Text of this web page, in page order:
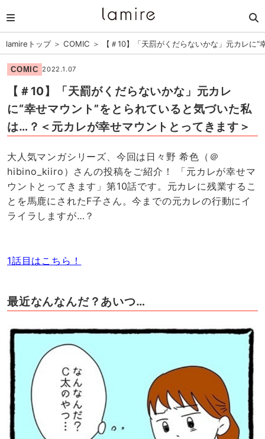
lamireトップ＞ COMIC ＞ 【＃10】「天罰がくだらないかな」元カレ
COMIC 2022.1.07
【＃10】「天罰がくだらないかな」元カレ
に“幸せマウント”をとられていると気づいた私
は…？＜元カレが幸せマウントとってきます＞
大人気マンガシリーズ、今回は日々野 希色（＠
hibino_kiiro）さんの投稿をご紹介！ 「元カレが幸せマ
ウントとってきます」第10話です。元カレに残業するこ
とを馬鹿にされたF子さん。今までの元カレの行動にイ
ライラしますが…？
1話目はこちら！
最近なんなんだ？あいつ…